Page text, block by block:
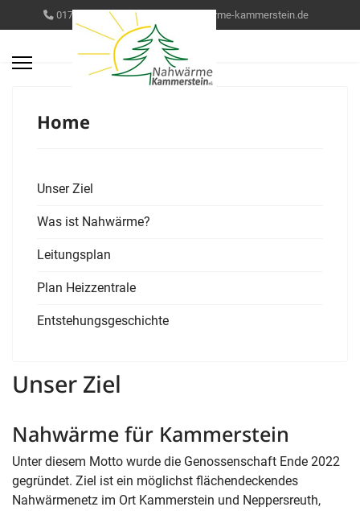
0172/ 868 84 77 info@nahwaerme-kammerstein.de
Home
Unser Ziel
Was ist Nahwärme?
Leitungsplan
Plan Heizzentrale
Entstehungsgeschichte
Unser Ziel
Nahwärme für Kammerstein
Unter diesem Motto wurde die Genossenschaft Ende 2022
gegründet. Ziel ist ein möglichst flächendeckendes
Nahwärmenetz im Ort Kammerstein und Neppersreuth,